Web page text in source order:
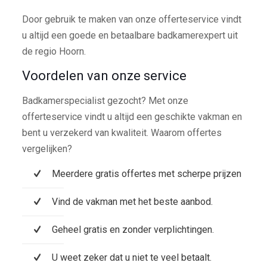
Door gebruik te maken van onze offerteservice vindt
u altijd een goede en betaalbare badkamerexpert uit
de regio Hoorn.
Voordelen van onze service
Badkamerspecialist gezocht? Met onze
offerteservice vindt u altijd een geschikte vakman en
bent u verzekerd van kwaliteit. Waarom offertes
vergelijken?
Meerdere gratis offertes met scherpe prijzen
Vind de vakman met het beste aanbod.
Geheel gratis en zonder verplichtingen.
U weet zeker dat u niet te veel betaalt.